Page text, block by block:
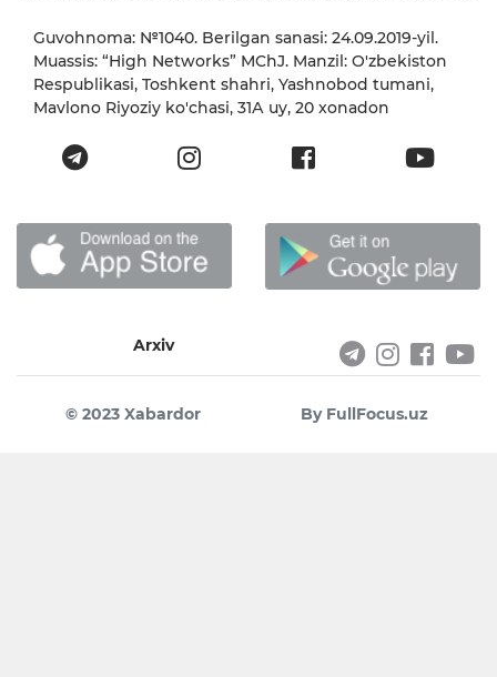
Guvohnoma: №1040. Berilgan sanasi: 24.09.2019-yil.
Muassis: “High Networks” MChJ. Manzil: O'zbekiston
Respublikasi, Toshkent shahri, Yashnobod tumani,
Mavlono Riyoziy ko'chasi, 31А uy, 20 xonadon
Arxiv
© 2023 Xabardor By FullFocus.uz